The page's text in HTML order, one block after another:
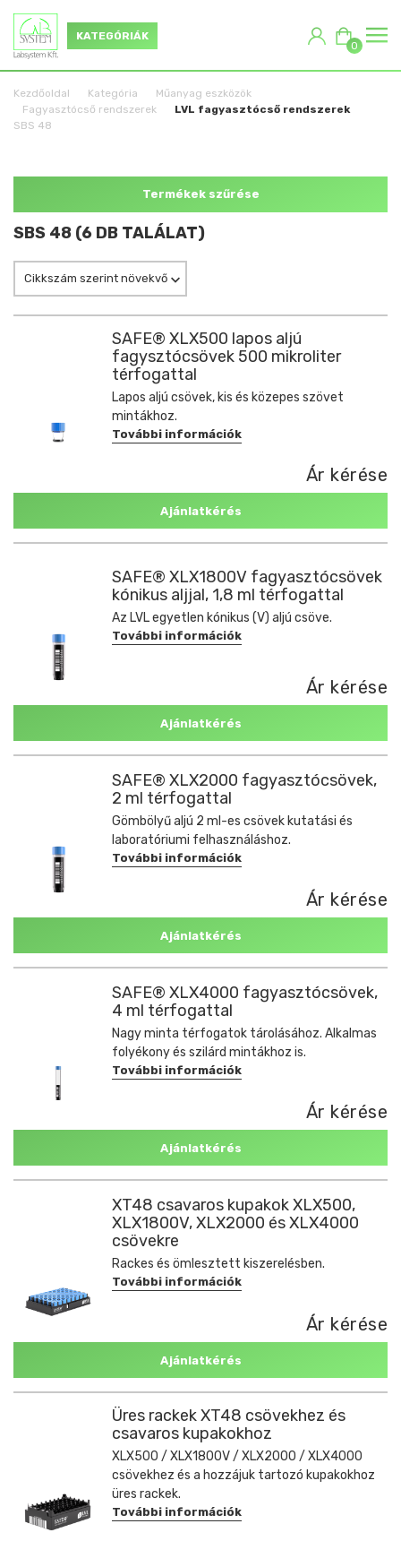
KATEGÓRIÁK
0
Kezdőoldal Kategória
Műanyag eszközök
Fagyasztócső rendszerek
LVL fagyasztócső rendszerek
SBS 48
Termékek szűrése
SBS 48 (6 DB TALÁLAT)
Cikkszám szerint növekvő
SAFE® XLX500 lapos aljú
fagysztócsövek 500 mikroliter
térfogattal
Lapos aljú csövek, kis és közepes szövet
mintákhoz.
További információk
Ár kérése
Ajánlatkérés
SAFE® XLX1800V fagyasztócsövek
kónikus aljjal, 1,8 ml térfogattal
Az LVL egyetlen kónikus (V) aljú csöve.
További információk
Ár kérése
Ajánlatkérés
SAFE® XLX2000 fagyasztócsövek,
2 ml térfogattal
Gömbölyű aljú 2 ml-es csövek kutatási és
laboratóriumi felhasználáshoz.
További információk
Ár kérése
Ajánlatkérés
SAFE® XLX4000 fagyasztócsövek,
4 ml térfogattal
Nagy minta térfogatok tárolásához. Alkalmas
folyékony és szilárd mintákhoz is.
További információk
Ár kérése
Ajánlatkérés
XT48 csavaros kupakok XLX500,
XLX1800V, XLX2000 és XLX4000
csövekre
Rackes és ömlesztett kiszerelésben.
További információk
Ár kérése
Ajánlatkérés
Üres rackek XT48 csövekhez és
csavaros kupakokhoz
XLX500 / XLX1800V / XLX2000 / XLX4000
csövekhez és a hozzájuk tartozó kupakokhoz
üres rackek.
További információk